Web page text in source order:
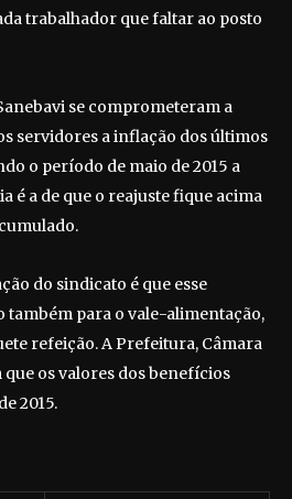
trabalhador que faltar ao posto
se comprometeram a
servidores a inflação dos últimos
o período de maio de 2015 a
é a de que o reajuste fique acima
do sindicato é que esse
também para o vale-alimentação,
refeição. A Prefeitura, Câmara
os valores dos benefícios
2015.